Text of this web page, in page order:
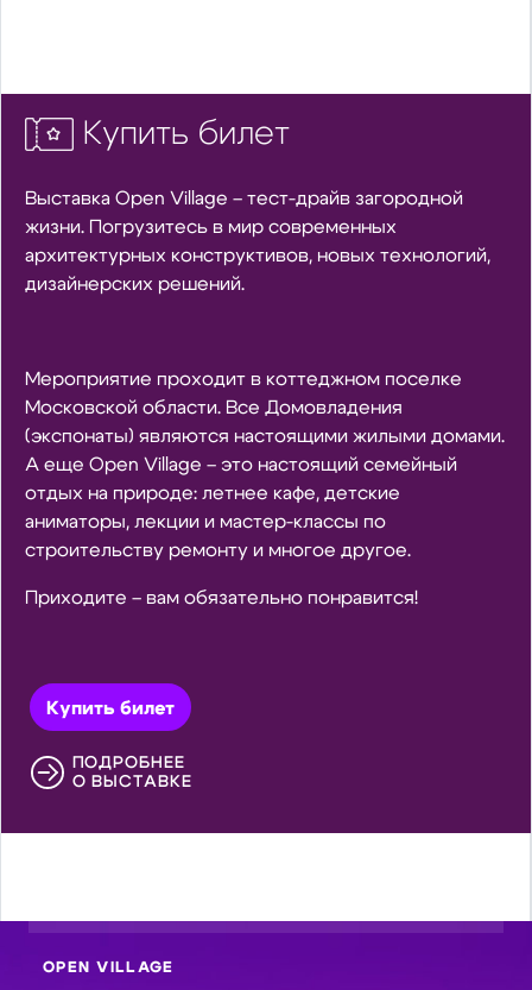
Купить билет
Выставка Open Village – тест-драйв загородной
жизни. Погрузитесь в мир современных
архитектурных конструктивов, новых технологий,
дизайнерских решений.
Мероприятие проходит в коттеджном поселке
Московской области. Все Домовладения
(экспонаты) являются настоящими жилыми домами.
А еще Open Village – это настоящий семейный
отдых на природе: летнее кафе, детские
аниматоры, лекции и мастер-классы по
строительству ремонту и многое другое.
Приходите – вам обязательно понравится!
Купить билет
ПОДРОБНЕЕ
О ВЫСТАВКЕ
OPEN VILLAGE